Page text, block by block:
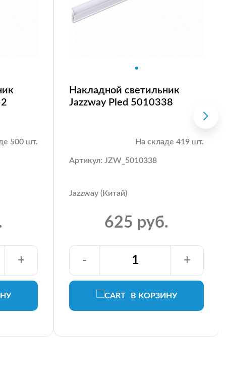
500 шт.
+
Накладной светильник
Jazzway Pled 5010338
На складе 419 шт.
Артикул: JZW_5010338
Jazzway (Китай)
625 руб.
В КОРЗИНУ
- +